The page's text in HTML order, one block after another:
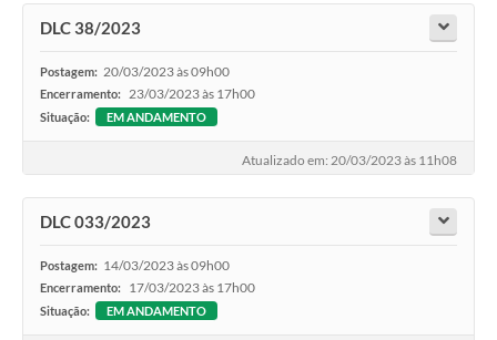
DLC 38/2023
Postagem: 20/03/2023 às 09h00
Encerramento: 23/03/2023 às 17h00
Situação: EM ANDAMENTO
Atualizado em: 20/03/2023 às 11h08
DLC 033/2023
Postagem: 14/03/2023 às 09h00
Encerramento: 17/03/2023 às 17h00
Situação: EM ANDAMENTO